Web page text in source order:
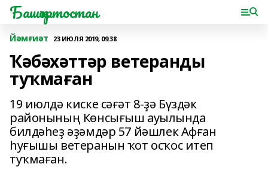
Башҡортостан
Йәмғиәт 23 ИЮЛЯ 2019, 09:38
Ҡәбәхәттәр ветеранды
туҡмаған
19 июлдә киске сәғәт 8-ҙә Бүздәк
районының Көнсығыш ауылында
билдәһеҙ әҙәмдәр 57 йәшлек Афған
һуғышы ветеранын ҡот осҡос итеп
туҡмаған.